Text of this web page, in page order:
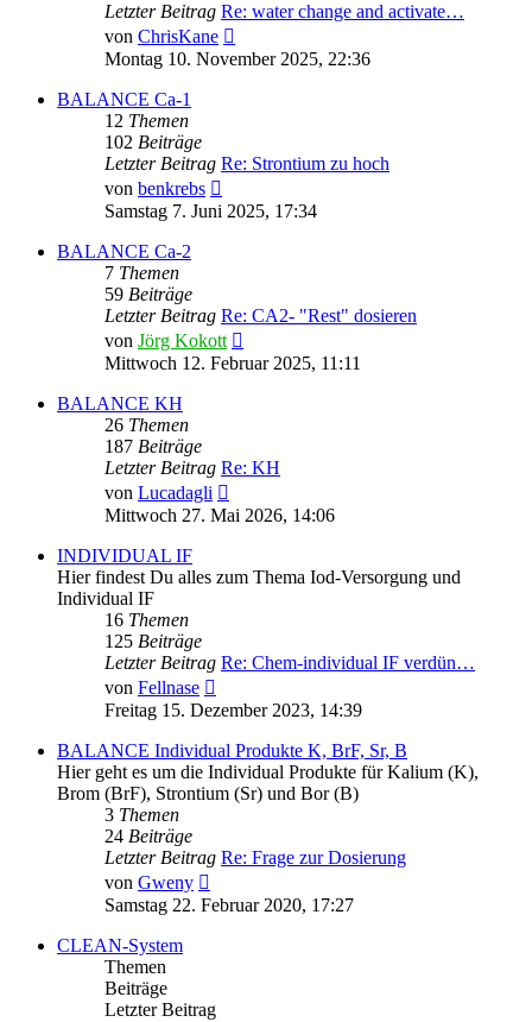
Letzter Beitrag Re: water change and activate…
von ChrisKane
Beitrag
Montag 10. November 2025, 22:36
BALANCE Ca-1
12 Themen
102 Beiträge
Letzter Beitrag Re: Strontium zu hoch
von benkrebs
Beitrag
Samstag 7. Juni 2025, 17:34
BALANCE Ca-2
7 Themen
59 Beiträge
Letzter Beitrag Re: CA2- "Rest" dosieren
von Jörg Kokott
Beitrag
Mittwoch 12. Februar 2025, 11:11
BALANCE KH
26 Themen
187 Beiträge
Letzter Beitrag Re: KH
von Lucadagli
Beitrag
Mittwoch 27. Mai 2026, 14:06
INDIVIDUAL IF
Hier findest Du alles zum Thema Iod-Versorgung und
Individual IF
16 Themen
125 Beiträge
Letzter Beitrag Re: Chem-individual IF verdün…
von Fellnase
Beitrag
Freitag 15. Dezember 2023, 14:39
BALANCE Individual Produkte K, BrF, Sr, B
Hier geht es um die Individual Produkte für Kalium (K),
Brom (BrF), Strontium (Sr) und Bor (B)
3 Themen
24 Beiträge
Letzter Beitrag Re: Frage zur Dosierung
von Gweny
Beitrag
Samstag 22. Februar 2020, 17:27
CLEAN-System
Themen
Beiträge
Letzter Beitrag